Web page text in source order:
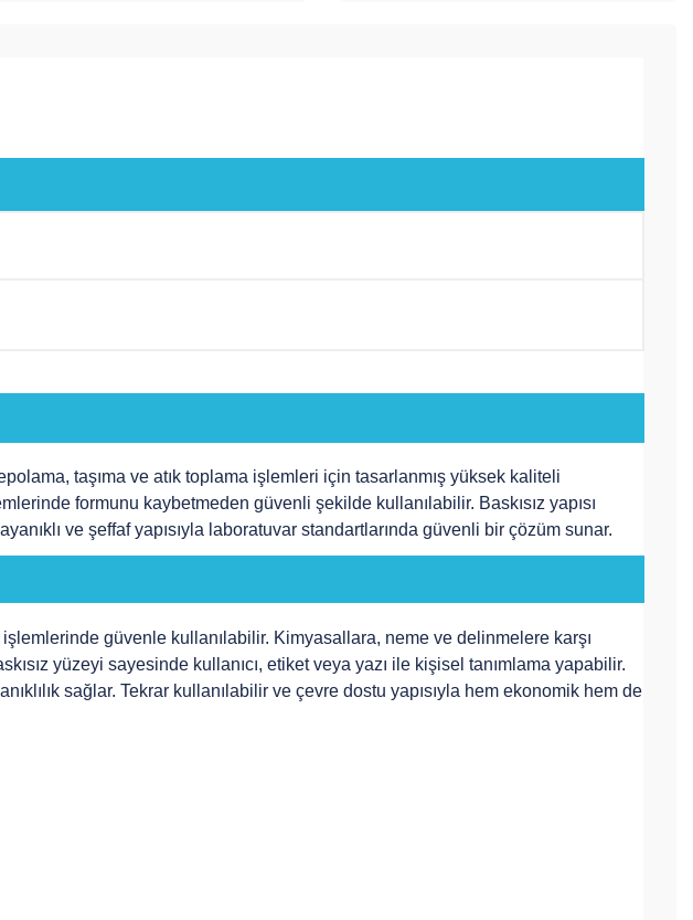
taşıma ve atık toplama işlemleri için tasarlanmış yüksek kaliteli
formunu kaybetmeden güvenli şekilde kullanılabilir. Baskısız yapısı
ve şeffaf yapısıyla laboratuvar standartlarında güvenli bir çözüm sunar.
işlemlerinde güvenle kullanılabilir. Kimyasallara, neme ve delinmelere karşı
yüzeyi sayesinde kullanıcı, etiket veya yazı ile kişisel tanımlama yapabilir.
sağlar. Tekrar kullanılabilir ve çevre dostu yapısıyla hem ekonomik hem de